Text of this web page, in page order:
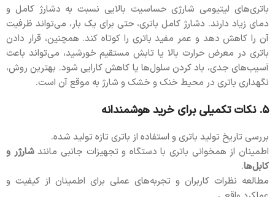
باتری‌های لیتیومی شارژی حساسیت بالایی نسبت به دشارژ کامل و
دمای زیاد دارند. دشارژ کامل باتری، حتی برای یک بار، می‌تواند ظرفیت
آن را کاهش دهد و عمر مفید باتری را کوتاه کند. همچنین، قرار دادن
باتری در معرض حرارت بالا یا تابش مستقیم خورشید، می‌تواند باعث
آسیب‌های جدی، باد کردن سلول‌ها یا کاهش کارایی شود. بهترین روش،
نگهداری باتری در محیط خنک و خشک و شارژ به موقع آن است.
۵. نکات تکمیلی برای خرید هوشمندانه
بررسی تاریخ تولید باتری و استفاده از باتری تازه تولید شده.
اطمینان از همخوانی باتری با دستگاه و تجهیزات جانبی مانندشارژر و
کابل‌ها.
مطالعه نظرات کاربران و تجربه‌های عملی برای اطمینان از کیفیت و